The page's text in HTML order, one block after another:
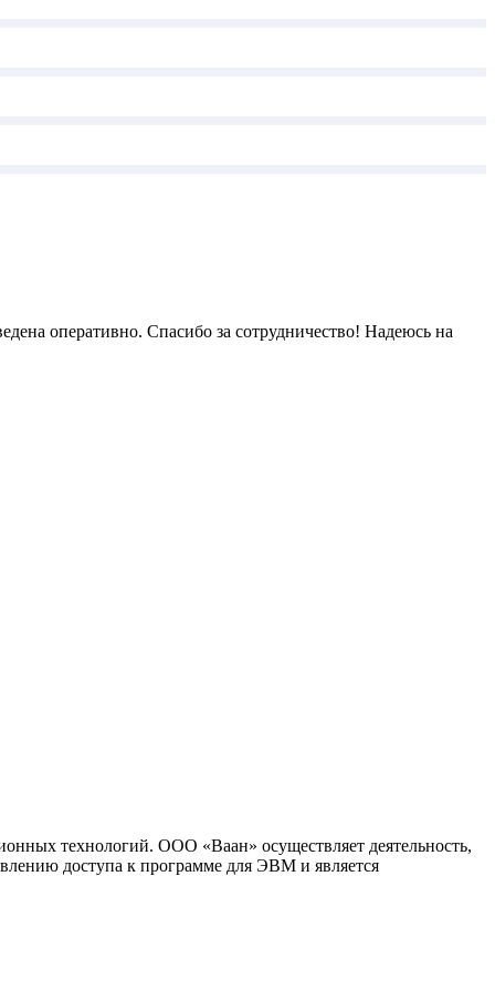
оперативно. Спасибо за сотрудничество! Надеюсь на
технологий. ООО «Ваан» осуществляет деятельность,
доступа к программе для ЭВМ и является